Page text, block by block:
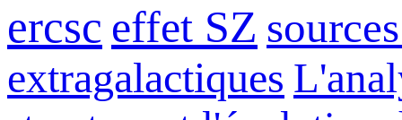
ercsc effet SZ
extragalactiques